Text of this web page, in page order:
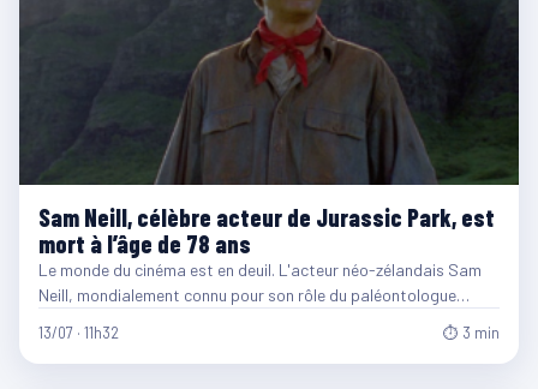
Sam Neill, célèbre acteur de Jurassic Park, est
mort à l’âge de 78 ans
Le monde du cinéma est en deuil. L'acteur néo-zélandais Sam
Neill, mondialement connu pour son rôle du paléontologue…
13/07 · 11h32 ⏱ 3 min